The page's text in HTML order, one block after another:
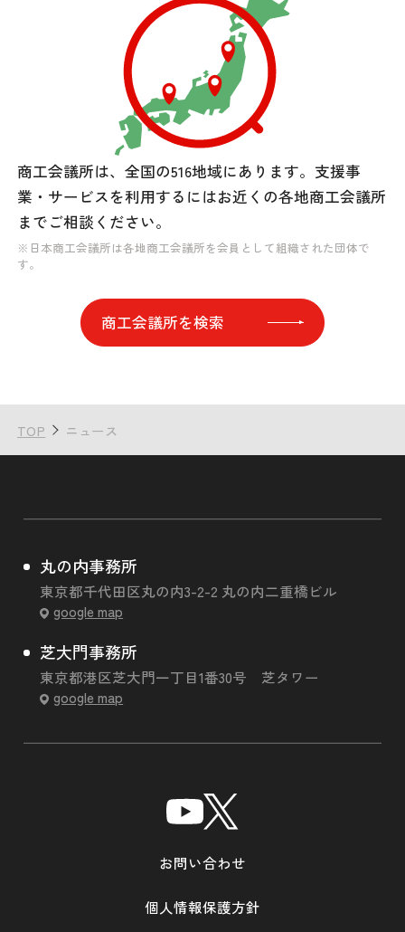
商工会議所は、全国の516地域にあります。 支援事
業・サービスを利用するにはお近くの各地商工会議所
までご相談ください。
※日本商工会議所は各地商工会議所を会員として組織された団体で
す。
商工会議所を検索
TOP ニュース
丸の内事務所
東京都千代田区丸の内3-2-2 丸の内二重橋ビル
google map
芝大門事務所
東京都港区芝大門一丁目1番30号 芝タワー
google map
お問い合わせ
個人情報保護方針